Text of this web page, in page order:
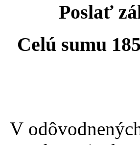
Poslať
Celú sumu
V